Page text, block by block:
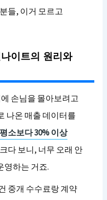
들, 이거 모르고
이트의 원리와
손님을 몰아보려고
나온 매출 데이터를
소보다 30% 이상
다 보니, 너무 오래 안
영하는 거죠.
중개 수수료랑 계약